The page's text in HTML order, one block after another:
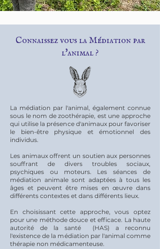
Connaissez vous la Médiation par
l'animal ?
La médiation par l'animal, également connue
sous le nom de zoothérapie, est une approche
qui utilise la présence d'animaux pour favoriser
le bien-être physique et émotionnel des
individus.
Les animaux offrent un soutien aux personnes
souffrant de divers troubles sociaux,
psychiques ou moteurs. Les séances de
médiation animale sont adaptées à tous les
âges et peuvent être mises en œuvre dans
différents contextes et dans différents lieux.
En choisissant cette approche, vous optez
pour une méthode douce et efficace. La haute
autorité de la santé (HAS) a reconnu
l'existence de la médiation par l'animal comme
thérapie non médicamenteuse.